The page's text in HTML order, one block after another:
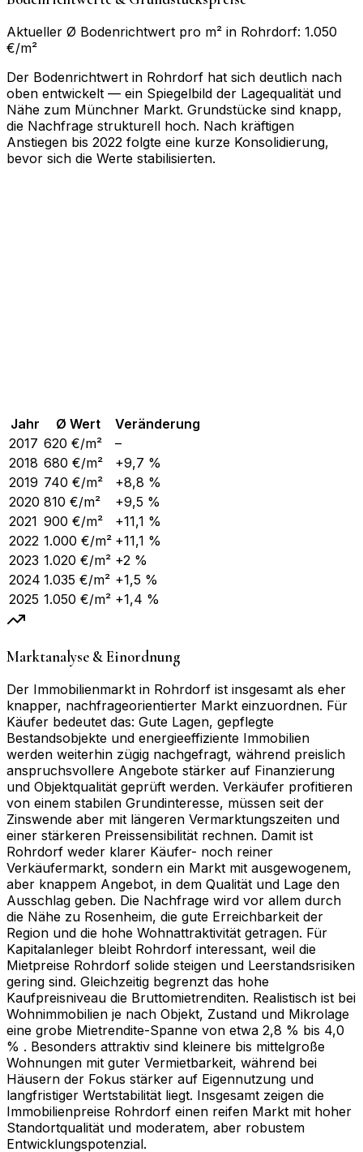
Aktueller Ø Bodenrichtwert pro m² in Rohrdorf: 1.050
€/m²
Der Bodenrichtwert in Rohrdorf hat sich deutlich nach
oben entwickelt — ein Spiegelbild der Lagequalität und
Nähe zum Münchner Markt. Grundstücke sind knapp,
die Nachfrage strukturell hoch. Nach kräftigen
Anstiegen bis 2022 folgte eine kurze Konsolidierung,
bevor sich die Werte stabilisierten.
Jahr Ø Wert
Veränderung
2017 620 €/m²
–
2018 680 €/m²
+9,7 %
2019 740 €/m²
+8,8 %
2020 810 €/m²
+9,5 %
2021 900 €/m²
+11,1 %
2022 1.000 €/m² +11,1 %
2023 1.020 €/m² +2 %
2024 1.035 €/m² +1,5 %
2025 1.050 €/m² +1,4 %
Marktanalyse & Einordnung
Der Immobilienmarkt in Rohrdorf ist insgesamt als eher
knapper, nachfrageorientierter Markt einzuordnen. Für
Käufer bedeutet das: Gute Lagen, gepflegte
Bestandsobjekte und energieeffiziente Immobilien
werden weiterhin zügig nachgefragt, während preislich
anspruchsvollere Angebote stärker auf Finanzierung
und Objektqualität geprüft werden. Verkäufer profitieren
von einem stabilen Grundinteresse, müssen seit der
Zinswende aber mit längeren Vermarktungszeiten und
einer stärkeren Preissensibilität rechnen. Damit ist
Rohrdorf weder klarer Käufer- noch reiner
Verkäufermarkt, sondern ein Markt mit ausgewogenem,
aber knappem Angebot, in dem Qualität und Lage den
Ausschlag geben. Die Nachfrage wird vor allem durch
die Nähe zu Rosenheim, die gute Erreichbarkeit der
Region und die hohe Wohnattraktivität getragen. Für
Kapitalanleger bleibt Rohrdorf interessant, weil die
Mietpreise Rohrdorf solide steigen und Leerstandsrisiken
gering sind. Gleichzeitig begrenzt das hohe
Kaufpreisniveau die Bruttomietrenditen. Realistisch ist bei
Wohnimmobilien je nach Objekt, Zustand und Mikrolage
eine grobe Mietrendite-Spanne von etwa 2,8 % bis 4,0
% . Besonders attraktiv sind kleinere bis mittelgroße
Wohnungen mit guter Vermietbarkeit, während bei
Häusern der Fokus stärker auf Eigennutzung und
langfristiger Wertstabilität liegt. Insgesamt zeigen die
Immobilienpreise Rohrdorf einen reifen Markt mit hoher
Standortqualität und moderatem, aber robustem
Entwicklungspotenzial.